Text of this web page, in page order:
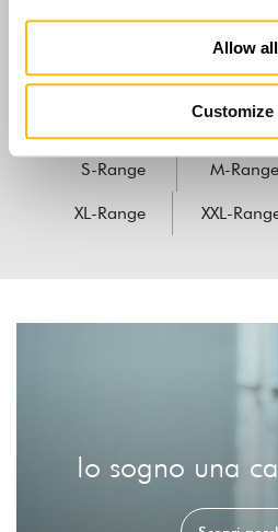
Allow all
Customize
Scegli per
Scegli per
S-Range M-Range
XL-Range XXL-
Io sogno una